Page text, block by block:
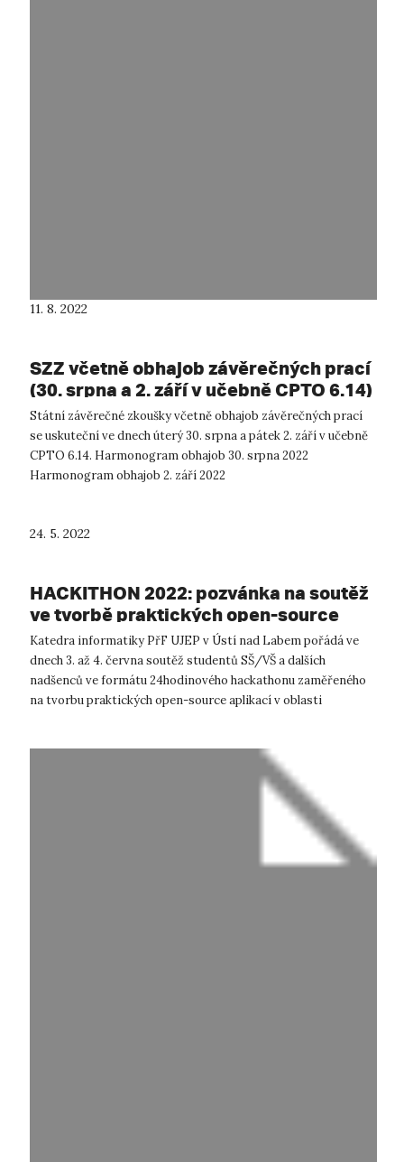
11. 8. 2022
SZZ včetně obhajob závěrečných prací
(30. srpna a 2. září v učebně CPTO 6.14)
Státní závěrečné zkoušky včetně obhajob závěrečných prací
se uskuteční ve dnech úterý 30. srpna a pátek 2. září v učebně
CPTO 6.14. Harmonogram obhajob 30. srpna 2022
Harmonogram obhajob 2. září 2022
24. 5. 2022
HACKITHON 2022: pozvánka na soutěž
ve tvorbě praktických open-source
aplikací
Katedra informatiky PřF UJEP v Ústí nad Labem pořádá ve
dnech 3. až 4. června soutěž studentů SŠ/VŠ a dalších
nadšenců ve formátu 24hodinového hackathonu zaměřeného
na tvorbu praktických open-source aplikací v oblasti